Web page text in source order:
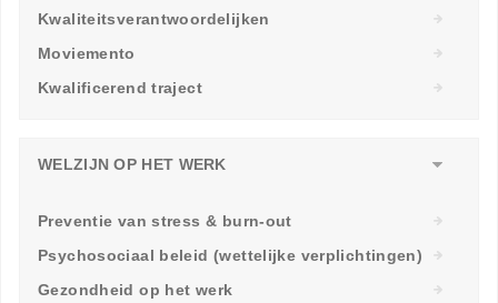
Kwaliteitsverantwoordelijken
Moviemento
Kwalificerend traject
WELZIJN OP HET WERK
Preventie van stress & burn-out
Psychosociaal beleid (wettelijke verplichtingen)
Gezondheid op het werk